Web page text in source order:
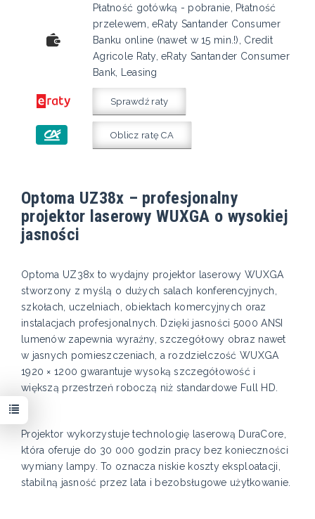
Płatność gotówką - pobranie, Płatność
przelewem, eRaty Santander Consumer
Banku online (nawet w 15 min.!), Credit
Agricole Raty, eRaty Santander Consumer
Bank, Leasing
Sprawdź raty
Oblicz ratę CA
Optoma UZ38x – profesjonalny
projektor laserowy WUXGA o wysokiej
jasności
Optoma UZ38x to wydajny projektor laserowy WUXGA
stworzony z myślą o dużych salach konferencyjnych,
szkołach, uczelniach, obiektach komercyjnych oraz
instalacjach profesjonalnych. Dzięki jasności 5000 ANSI
lumenów zapewnia wyraźny, szczegółowy obraz nawet
w jasnych pomieszczeniach, a rozdzielczość WUXGA
1920 × 1200 gwarantuje wysoką szczegółowość i
większą przestrzeń roboczą niż standardowe Full HD.
Projektor wykorzystuje technologię laserową DuraCore,
która oferuje do 30 000 godzin pracy bez konieczności
wymiany lampy. To oznacza niskie koszty eksploatacji,
stabilną jasność przez lata i bezobsługowe użytkowanie.